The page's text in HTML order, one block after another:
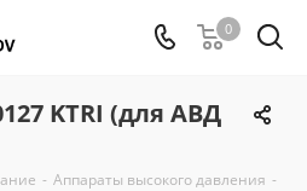
0
KTRI (для АВД
- Аппараты высокого давления -